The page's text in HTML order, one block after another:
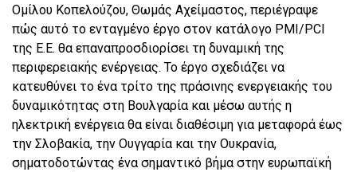
Ομίλου Κοπελούζου, Θωμάς Αχείμαστος, περιέγραψε
πώς αυτό το ενταγμένο έργο στον κατάλογο PMI/PCI
της Ε.Ε. θα επαναπροσδιορίσει τη δυναμική της
περιφερειακής ενέργειας. Το έργο σχεδιάζει να
κατευθύνει το ένα τρίτο της πράσινης ενεργειακής του
δυναμικότητας στη Βουλγαρία και μέσω αυτής η
ηλεκτρική ενέργεια θα είναι διαθέσιμη για μεταφορά έως
την Σλοβακία, την Ουγγαρία και την Ουκρανία,
σηματοδοτώντας ένα σημαντικό βήμα στην ευρωπαϊκή